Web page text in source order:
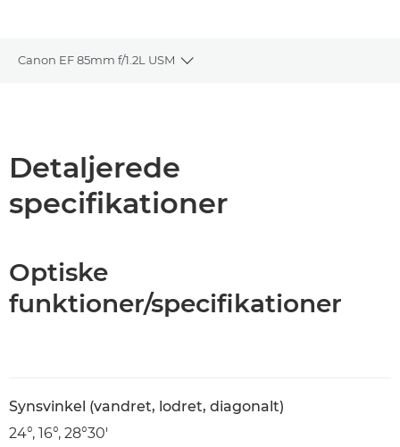
Canon EF 85mm f/1.2L USM
Toggle breadcrumbs
Detaljerede
specifikationer
Optiske
funktioner/specifikationer
Synsvinkel (vandret, lodret, diagonalt)
24°, 16°, 28°30'